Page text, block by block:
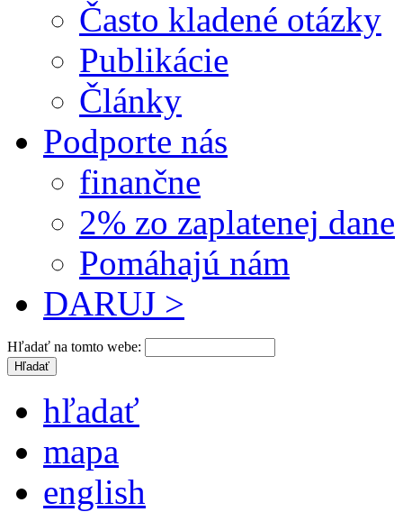
Často kladené otázky
Publikácie
Články
Podporte nás
finančne
2% zo zaplatenej dane
Pomáhajú nám
DARUJ >
Hľadať na tomto webe:
hľadať
mapa
english